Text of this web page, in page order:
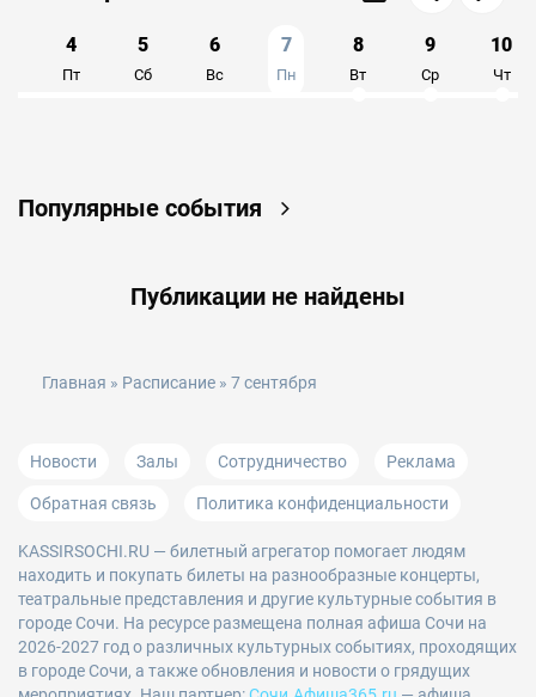
4
Пт
5
Сб
6
Вс
7
Пн
8
Вт
9
Ср
10
Чт
Популярные события
Публикации не найдены
Главная » Расписание » 7 сентября
Новости Залы Сотрудничество Реклама
Обратная связь Политика конфиденциальности
KASSIRSOCHI.RU — билетный агрегатор помогает людям
находить и покупать билеты на разнообразные концерты,
театральные представления и другие культурные события в
городе Сочи. На ресурсе размещена полная афиша Сочи на
2026-2027 год о различных культурных событиях, проходящих
в городе Сочи, а также обновления и новости о грядущих